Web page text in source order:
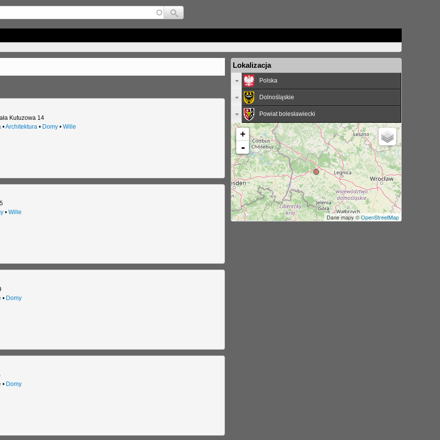
Jump to navigation
Kutuzowa 14
•Architektura • Domy• Wille
• Wille
• Domy
• Domy
Lokalizacja
Polska
Dolnośląskie
Powiat bolesławiecki
+
-
Dane mapy ©OpenStreetMap